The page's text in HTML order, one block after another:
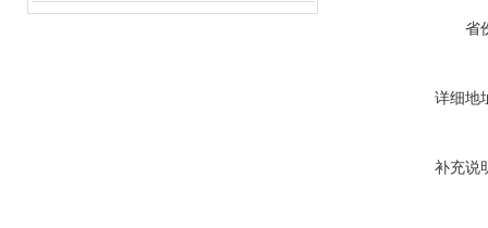
省
详细地
补充说